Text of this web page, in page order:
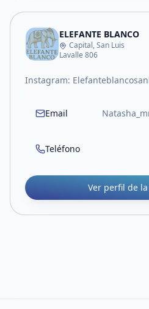
ELEFANTE BLANCO
Capital, San Luis
Lavalle 806
Instagram:
Email
Teléfono
Ver perfil de